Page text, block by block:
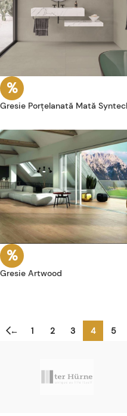
Gresie Porțelanată Mată
Gresie Artwood
← 1 2 3 4 5